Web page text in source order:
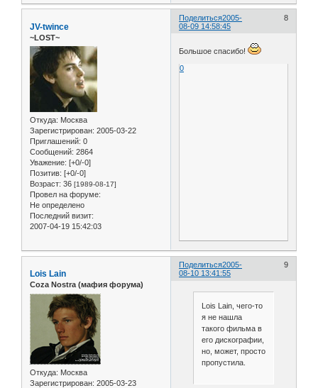
Поделиться 8
2005-
08-09 14:58:45
JV-twince
~LOST~
Откуда: Москва
Зарегистрирован: 2005-03-22
Приглашений: 0
Сообщений: 2864
Уважение: [+0/-0]
Позитив: [+0/-0]
Возраст: 36 [1989-08-17]
Провел на форуме:
Не определено
Последний визит:
2007-04-19 15:42:03
Большое спасибо!
0
Поделиться 9
2005-
08-10 13:41:55
Lois Lain
Coza Nostra (мафия форума)
Откуда: Москва
Зарегистрирован: 2005-03-23
Lois Lain, чего-то
я не нашла
такого фильма в
его дискографии,
но, может, просто
пропустила.